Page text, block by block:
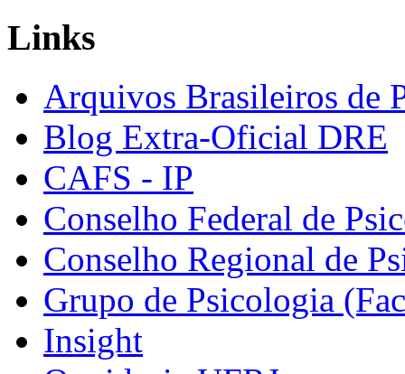
Links
Arquivos Brasileiros de
Blog Extra-Oficial DRE
CAFS - IP
Conselho Federal de
Conselho Regional de
Grupo de Psicologia
Insight